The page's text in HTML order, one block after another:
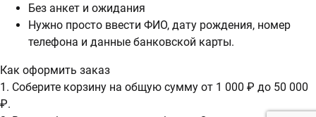
Без анкет и ожидания
Нужно просто ввести ФИО, дату рождения, номер
телефона и данные банковской карты.
Как оформить заказ
1. Соберите корзину на общую сумму от 1 000 ₽ до 50 000
₽.